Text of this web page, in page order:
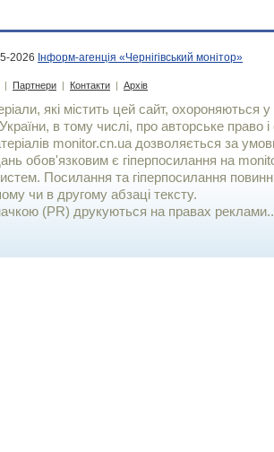
2026 Інформ-агенція «Чернігівський монітор»
| Партнери | Контакти | Архів
які містить цей сайт, охороняються у
в тому числі, про авторське право і
monitor.cn.ua дозволяється за
обов'язковим є гiперпосилання на
Посилання та гіперпосилання
чи в другому абзаці тексту.
(PR) друкуються на правах реклами..